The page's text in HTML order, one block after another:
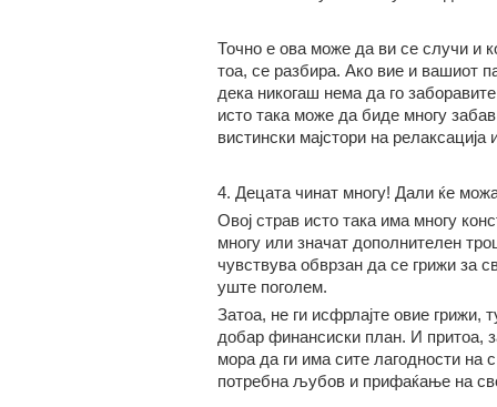
Точно е ова може да ви се случи и
тоа, се разбира. Ако вие и вашиот
дека никогаш нема да го
исто така може да биде многу
вистински мајстори на релаксација
4. Децата чинат многу! Дали ќе
Овој страв исто така има многу
многу или значат дополнителен
чувствува обврзан да се грижи за
уште поголем.
Затоа, не ги исфрлајте овие грижи,
добар финансиски план. И притоа,
мора да ги има сите лагодности на
потребна љубов и прифаќање на